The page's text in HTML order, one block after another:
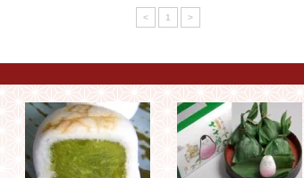
< 1 >